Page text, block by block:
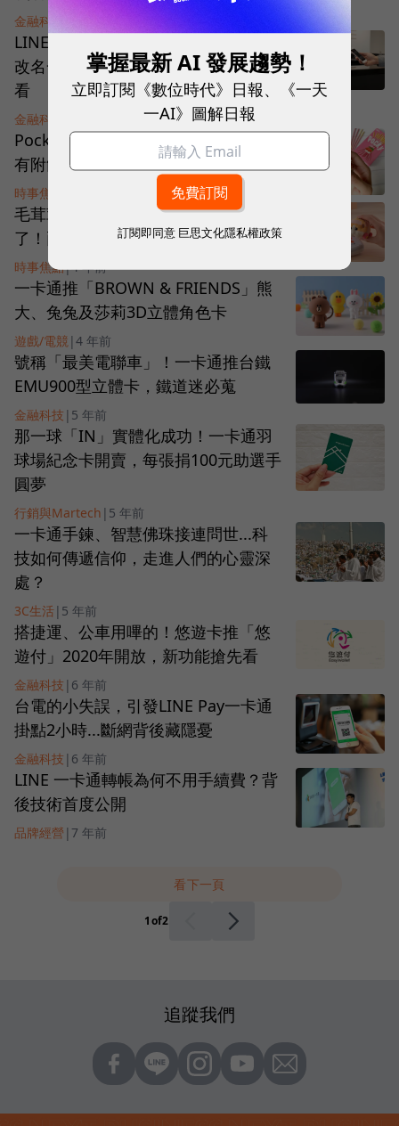
金融科技|4 年前
LINE出清持股後，LINE Pay Money
改名一卡通MONEY！分家三部曲一次
看
金融科技
Pocky 3D造型一卡通登場，禮盒真的
有附餅乾！12月20日搶先預購
時事焦點
毛茸茸的《天竺鼠車車》變成一卡通
了！兩隻鼠鼠嗶卡還有音樂＋震動
時事焦點|4 年前
一卡通推「BROWN & FRIENDS」熊
大、兔兔及莎莉3D立體角色卡
遊戲/電競| 4 年前
號稱「最美電聯車」！一卡通推台鐵
EMU900型立體卡，鐵道迷必蒐
金融科技 | 5 年前
那一球「IN」實體化成功！一卡通羽
球場紀念卡開賣，每張捐100元助選手
圓夢
行銷與Martech | 5 年前
一卡通手鍊、智慧佛珠接連問世...科
技如何傳遞信仰，走進人們的心靈深
處？
3C生活| 5 年前
搭捷運、公車用嗶的！悠遊卡推「悠
遊付」2020年開放，新功能搶先看
金融科技 | 6 年前
台電的小失誤，引發LINE Pay一卡通
掛點2小時...斷網背後藏隱憂
金融科技 | 6 年前
LINE 一卡通轉帳為何不用手續費？背
後技術首度公開
品牌經營 | 7 年前
看下一頁
1of2
追蹤我們
掌握最新 AI 發展趨勢！
立即訂閱《數位時代》日報、《一天
一AI》圖解日報
訂閱即同意 巨思文化隱私權政策